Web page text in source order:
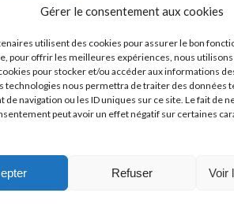
Gérer le consentement aux cookies
utilisent des cookies pour assurer le bon
pour offrir les meilleures expériences, nous
pour stocker et/ou accéder aux informations
technologies nous permettra de traiter des données
navigation ou les ID uniques sur ce site. Le fait de
peut avoir un effet négatif sur certaines
Refuser Voir